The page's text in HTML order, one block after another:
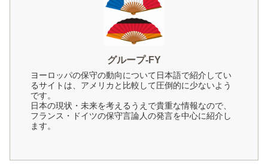
グループ-FY
ヨーロッパの保守の動向について日本語で紹介してい
るサイトは、アメリカと比較して圧倒的に少ないよう
です。
日本の現状・未来を考えるうえで貴重な情報なので、
フランス・ドイツの保守言論人の発言を中心に紹介し
ます。